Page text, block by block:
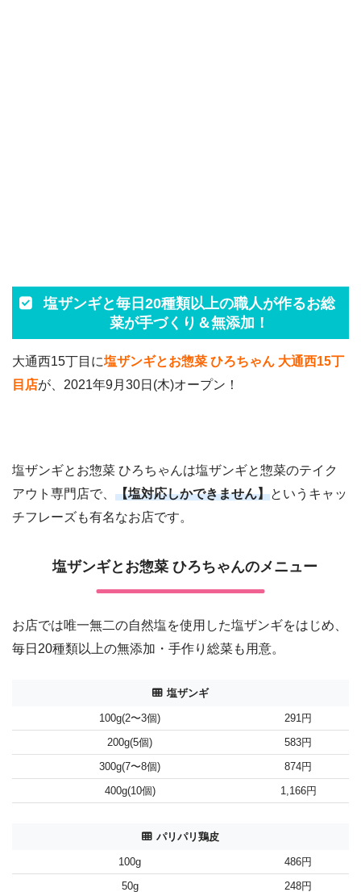
塩ザンギと毎日20種類以上の職人が作るお総
菜が手づくり＆無添加！
大通西15丁目に塩ザンギとお惣菜 ひろちゃん 大通西15丁
目店が、2021年9月30日(木)オープン！
塩ザンギとお惣菜 ひろちゃんは塩ザンギと惣菜のテイク
アウト専門店で、 【塩対応しかできません】というキャッ
チフレーズも有名なお店です。
塩ザンギとお惣菜 ひろちゃんのメニュー
お店では唯一無二の自然塩を使用した塩ザンギをはじめ、
毎日20種類以上の無添加・手作り総菜も用意。
塩ザンギ
100g(2〜3個)
291円
200g(5個)
583円
300g(7〜8個)
874円
400g(10個)
1,166円
パリパリ鶏皮
100g
486円
50g
248円